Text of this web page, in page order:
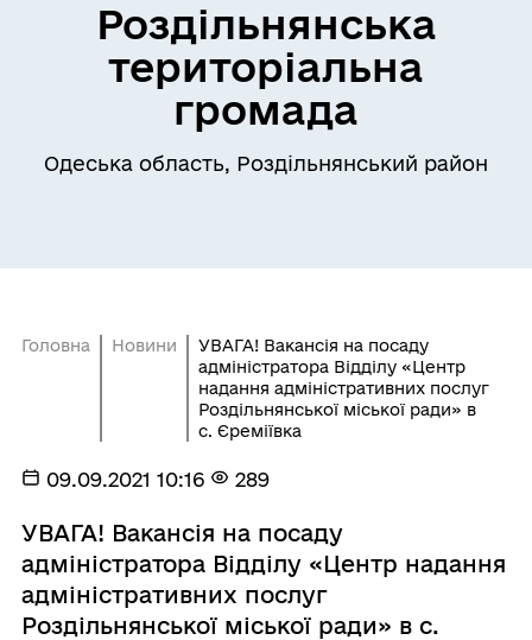
Роздільнянська
територіальна
громада
Одеська область, Роздільнянський район
Головна Новини
УВАГА! Вакансія на посаду
адміністратора Відділу «Центр
надання адміністративних послуг
Роздільнянської міської ради» в
с. Єреміївка
09.09.2021 10:16 289
УВАГА! Вакансія на посаду
адміністратора Відділу «Центр надання
адміністративних послуг
Роздільнянської міської ради» в с.